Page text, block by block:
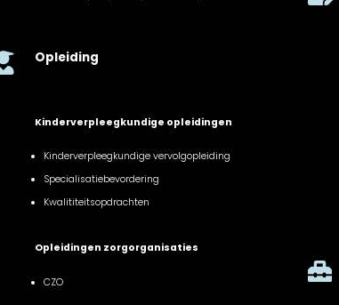
Opleiding
Kinderverpleegkundige opleidingen
Kinderverpleegkundige vervolgopleiding
Specialisatiebevordering
Kwalititeitsopdrachten
Opleidingen zorgorganisaties
CZO 